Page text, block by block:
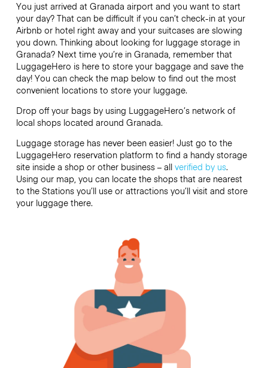
You just arrived at Granada airport and you want to start
your day? That can be difficult if you can’t check-in at your
Airbnb or hotel right away and your suitcases are slowing
you down. Thinking about looking for luggage storage in
Granada? Next time you’re in Granada, remember that
LuggageHero is here to store your baggage and save the
day! You can check the map below to find out the most
convenient locations to store your luggage.
Drop off your bags by using LuggageHero’s network of
local shops located around Granada.
Luggage storage has never been easier! Just go to the
LuggageHero reservation platform to find a handy storage
site inside a shop or other business – all verified by us.
Using our map, you can locate the shops that are nearest
to the Stations you’ll use or attractions you’ll visit and store
your luggage there.